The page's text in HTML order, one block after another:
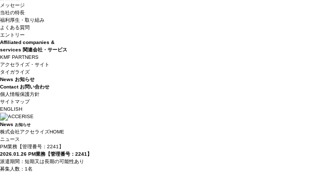
メッセージ
当社の特長
福利厚生・取り組み
よくある質問
エントリー
Affiliated companies &
services 関連会社・サービス
KMF PARTNERS
アクセライズ・サイト
タイガライズ
News お知らせ
Contactお問い合わせ
個人情報保護方針
サイトマップ
ENGLISH
News お知らせ
株式会社アクセライズHOME
ニュース
PM業務【管理番号：2241】
2026.01.26 PM業務【管理番号：2241】
派遣期間：短期又は長期の可能性あり
募集人数：1名